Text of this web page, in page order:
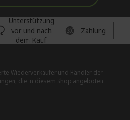
Unterstützung
vor und nach
dem Kauf
Zahlung
Wiederverkäufer und Händler der
die in diesem Shop angeboten